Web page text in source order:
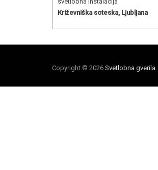
Križevniška soteska, Ljubljana
Copyright © 2026 Svetlobna gverila